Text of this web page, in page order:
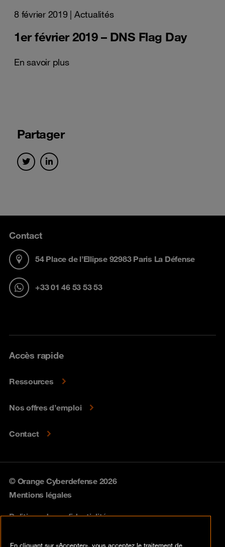
Partager
8 février 2019 | Actualités
1er février 2019 – DNS Flag Day
En savoir plus
Contact
54 Place de l’Ellipse 92983 Paris La Défense
+33 01 46 53 53 53
Accès rapide
Ressources
Nos offres d’emploi
Contact
© Orange Cyberdefense 2026
Mentions légales
Politique de confidentialité
En cliquant sur «Accepter», vous acceptez le traitement de